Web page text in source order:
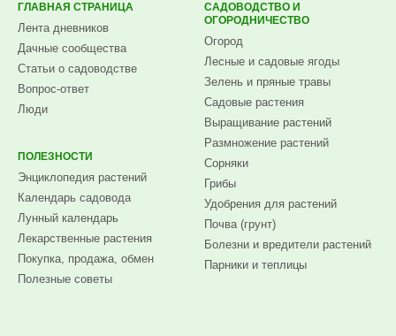
ГЛАВНАЯ СТРАНИЦА
Лента дневников
Дачные сообщества
Статьи о садоводстве
Вопрос-ответ
Люди
ПОЛЕЗНОСТИ
Энциклопедия растений
Календарь садовода
Лунный календарь
Лекарственные растения
Покупка, продажа, обмен
Полезные советы
САДОВОДСТВО И
ОГОРОДНИЧЕСТВО
Огород
Лесные и садовые ягоды
Зелень и пряные травы
Садовые растения
Выращивание растений
Размножение растений
Сорняки
Грибы
Удобрения для растений
Почва (грунт)
Болезни и вредители растений
Парники и теплицы